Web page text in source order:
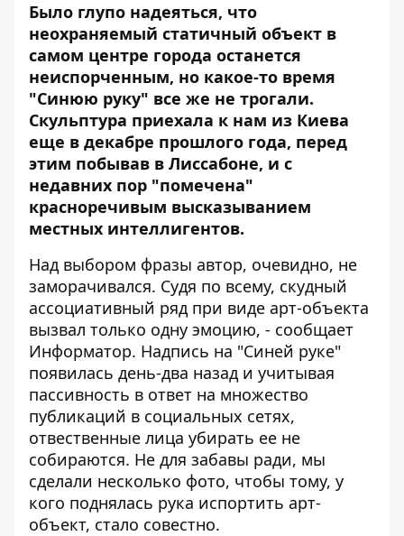
Было глупо надеяться, что
неохраняемый статичный объект в
самом центре города останется
неиспорченным, но какое-то время
"Синюю руку" все же не трогали.
Скульптура приехала к нам из Киева
еще в декабре прошлого года, перед
этим побывав в Лиссабоне, и с
недавних пор "помечена"
красноречивым высказыванием
местных интеллигентов.
Над выбором фразы автор, очевидно, не
заморачивался. Судя по всему, скудный
ассоциативный ряд при виде арт-объекта
вызвал только одну эмоцию, - сообщает
Информатор. Надпись на "Синей руке"
появилась день-два назад и учитывая
пассивность в ответ на множество
публикаций в социальных сетях,
отвественные лица убирать ее не
собираются. Не для забавы ради, мы
сделали несколько фото, чтобы тому, у
кого поднялась рука испортить арт-
объект, стало совестно.